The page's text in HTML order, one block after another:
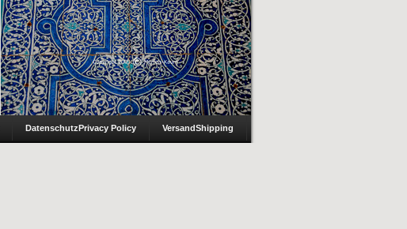
DatenschutzPrivacy Policy VersandShipping